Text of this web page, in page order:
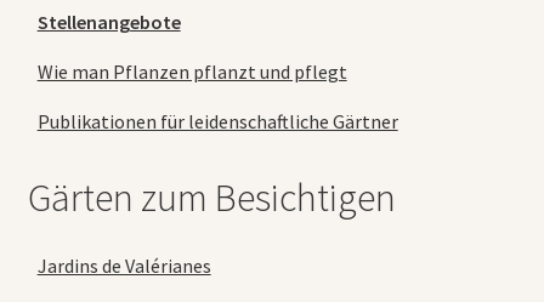
Stellenangebote
Wie man Pflanzen pflanzt und pflegt
Publikationen für leidenschaftliche Gärtner
Gärten zum Besichtigen
Jardins de Valérianes